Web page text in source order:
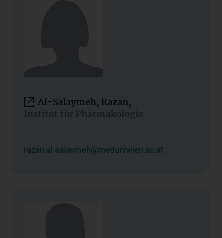
Al-Salaymeh, Razan,
Institut für Pharmakologie
razan.al-salaymeh@meduniwien.ac.at